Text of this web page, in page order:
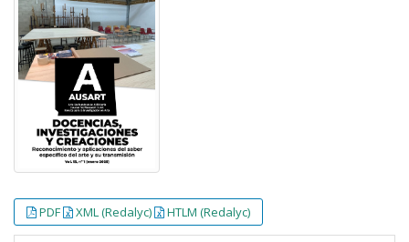
PDF XML (Redalyc) HTLM (Redalyc)